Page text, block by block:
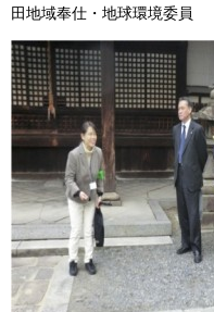
田地域奉仕・地球環境委員